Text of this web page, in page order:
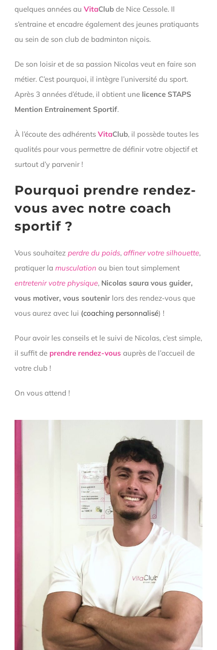
quelques années au VitaClubde Nice Cessole. Il
s’entraine et encadre également des jeunes pratiquants
au sein de son club de badminton niçois.
De son loisir et de sa passion Nicolas veut en faire son
métier. C’est pourquoi, il intègre l’université du sport.
Après 3 années d’étude, il obtient une licence STAPS
Mention Entrainement Sportif.
À l’écoute des adhérents VitaClub, il possède toutes les
qualités pour vous permettre de définir votre objectif et
surtout d’y parvenir !
Pourquoi prendre rendez-
vous avec notre coach
sportif ?
Vous souhaitez perdre du poids, affiner votre silhouette,
pratiquer la musculation ou bien tout simplement
entretenir votre physique, Nicolas saura vous guider,
vous motiver, vous soutenirlors des rendez-vous que
vous aurez avec lui (coaching personnalisé) !
Pour avoir les conseils et le suivi de Nicolas, c’est simple,
il suffit de prendre rendez-vous auprès de l’accueil de
votre club !
On vous attend !